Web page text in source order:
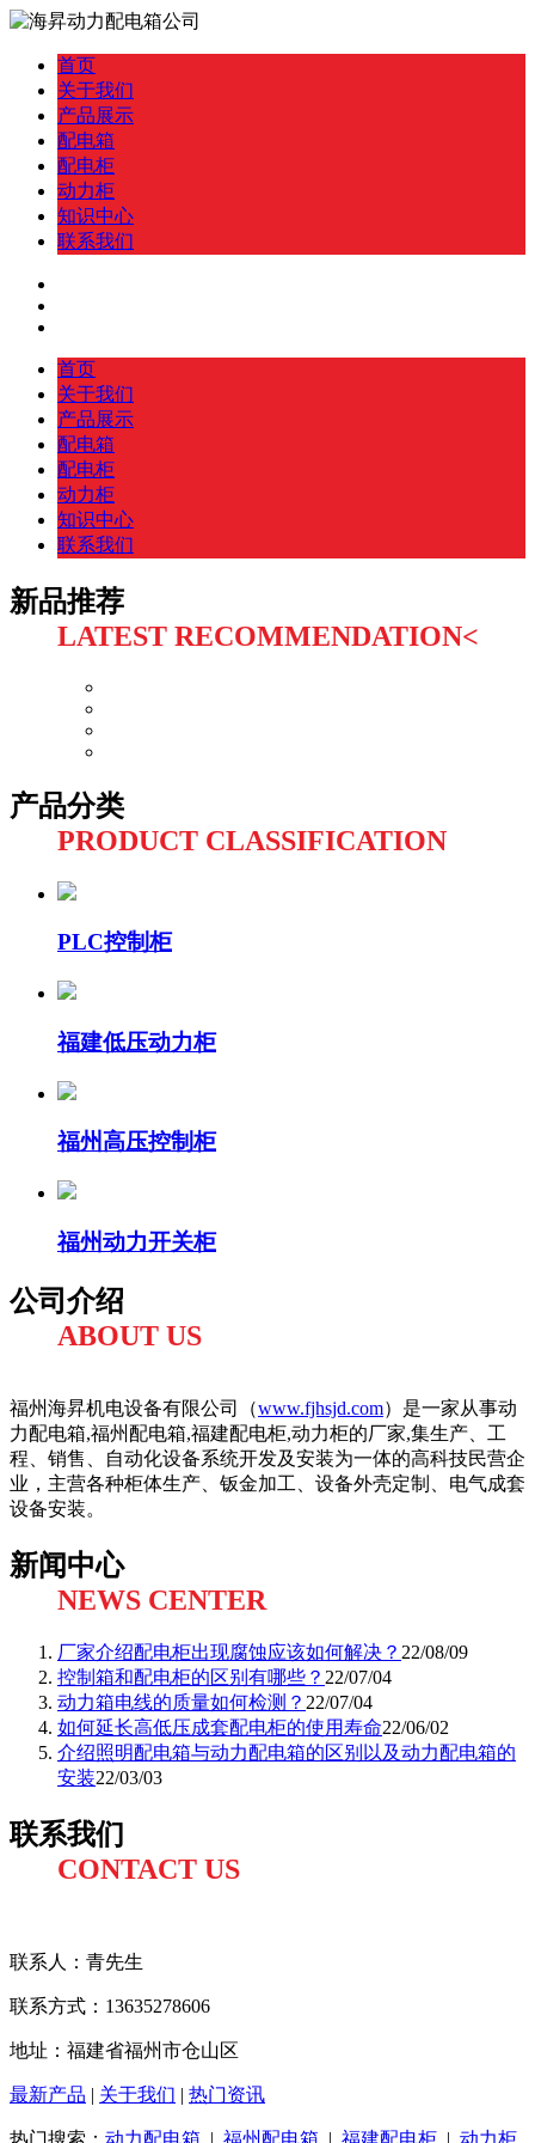
首页
关于我们
产品展示
配电箱
配电柜
动力柜
知识中心
联系我们
首页
关于我们
产品展示
配电箱
配电柜
动力柜
知识中心
联系我们
新品推荐
LATEST RECOMMENDATION<
产品分类
PRODUCT CLASSIFICATION
PLC控制柜
福建低压动力柜
福州高压控制柜
福州动力开关柜
公司介绍
ABOUT US
福州海昇机电设备有限公司（www.fjhsjd.com）是一家从事动
力配电箱,福州配电箱,福建配电柜,动力柜的厂家,集生产、工
程、销售、自动化设备系统开发及安装为一体的高科技民营企
业，主营各种柜体生产、钣金加工、设备外壳定制、电气成套
设备安装。
新闻中心
NEWS CENTER
厂家介绍配电柜出现腐蚀应该如何解决？ 22/08/09
控制箱和配电柜的区别有哪些？ 22/07/04
动力箱电线的质量如何检测？ 22/07/04
如何延长高低压成套配电柜的使用寿命22/06/02
介绍照明配电箱与动力配电箱的区别以及动力配电箱的
安装22/03/03
联系我们
CONTACT US
联系人： 青先生
联系方式 ：13635278606
地址：福建省福州市仓山区
最新产品 | 关于我们 | 热门资讯
热门搜索： 动力配电箱 | 福州配电箱 | 福建配电柜 | 动力柜